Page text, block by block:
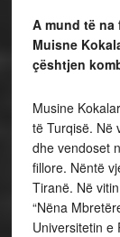
A mund të na
Muisne
çështjen
Musine
të Turqisë. Në
dhe vendoset
fillore. Nëntë
Tiranë. Në
“Nëna
Universitetin e